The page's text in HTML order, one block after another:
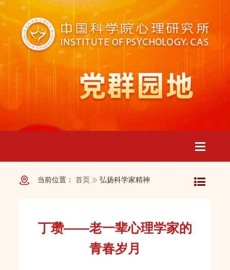
当前位置： 首页 弘扬科学家精神
丁瓒——老一辈心理学家的
青春岁月